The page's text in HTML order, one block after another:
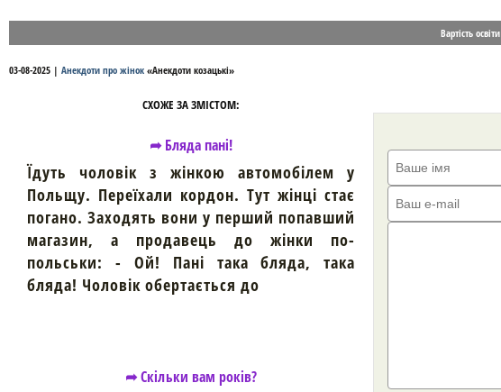
Вартість освіти
03-08-2025 | Анекдоти про жінок «Анекдоти козацькі»
СХОЖЕ ЗА ЗМІСТОМ:
➦ Бляда пані!
Їдуть чоловік з жінкою автомобілем у
Польщу. Переїхали кордон. Тут жінці стає
погано. Заходять вони у перший попавший
магазин, а продавець до жінки по-
польськи: - Ой! Пані така бляда, така
бляда! Чоловік обертається до
➦ Скільки вам років?